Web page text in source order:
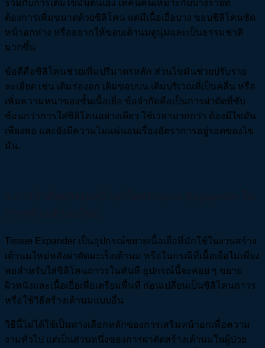
ร่วมกับการเติมไขมันตนเอง เทคนิคนี้เหมาะกับบางรายที่
ต้องการเพิ่มขนาดด้วยซิลิโคน แต่มีเนื้อเยื่อบาง ขอบซิลิโคนชัด
หน้าอกห่าง หรืออยากให้ขอบเต้านมดูนุ่มและเป็นธรรมชาติ
มากขึ้น
ข้อดีคือซิลิโคนช่วยเพิ่มปริมาตรหลัก ส่วนไขมันช่วยปรับราย
ละเอียด เช่น เติมร่องอก เติมขอบบน เติมบริเวณที่เป็นคลื่น หรือ
เพิ่มความหนาของชั้นเนื้อเยื่อ ข้อจำกัดคือเป็นการผ่าตัดที่ซับ
ซ้อนกว่าการใส่ซิลิโคนอย่างเดียว ใช้เวลามากกว่า ต้องมีไขมัน
เพียงพอ และยังมีความไม่แน่นอนเรื่องอัตราการอยู่รอดของไข
มัน.
Tissue Expander เป็นอุปกรณ์ขยายเนื้อเยื่อที่มักใช้ในงานสร้าง
เต้านมใหม่หลังผ่าตัดมะเร็งเต้านม หรือในกรณีที่เนื้อเยื่อไม่เพียง
พอสำหรับใส่ซิลิโคนถาวรในทันที อุปกรณ์นี้จะค่อย ๆ ขยาย
ผิวหนังและเนื้อเยื่อเพื่อเตรียมพื้นที่ ก่อนเปลี่ยนเป็นซิลิโคนถาวร
หรือใช้วิธีสร้างเต้านมแบบอื่น
วิธีนี้ไม่ได้ใช้เป็นทางเลือกหลักของการเสริมหน้าอกเพื่อความ
งามทั่วไป แต่เป็นส่วนหนึ่งของการผ่าตัดสร้างเต้านมในผู้ป่วย